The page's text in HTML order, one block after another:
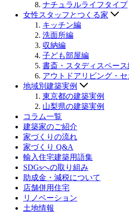
ナチュラルライフタイプ
女性スタッフとつくる家
キッチン編
洗面所編
収納編
子ども部屋編
書斎・スタディスペース
アウトドアリビング・
地域別建築実例
東京都の建築実例
山梨県の建築実例
コラム一覧
建築家のご紹介
家づくりの流れ
家づくり Q&A
輸入住宅建築用語集
SDGsへの取り組み
助成金・減税について
店舗併用住宅
リノベーション
土地情報